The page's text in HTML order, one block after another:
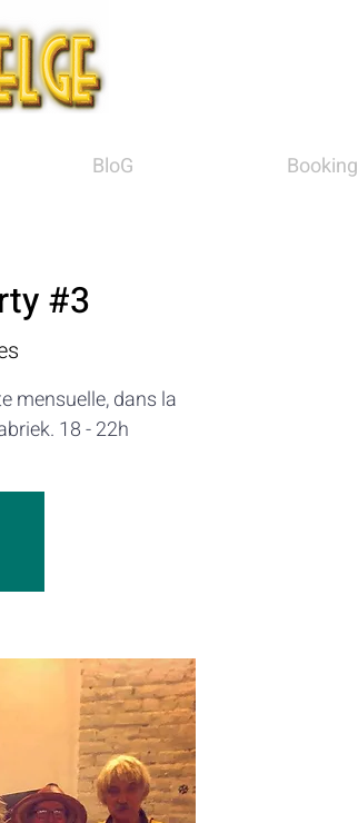
BloG Booking
#3
mensuelle, dans la